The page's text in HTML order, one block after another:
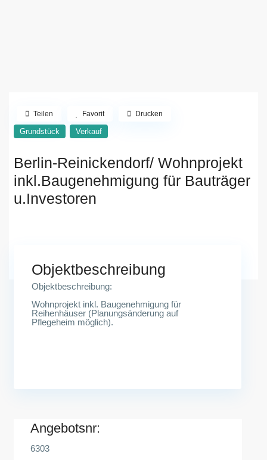
Grundstück Verkauf
Berlin-Reinickendorf/ Wohnprojekt
inkl.Baugenehmigung für Bauträger
u.Investoren
Teilen Favorit Drucken
Objektbeschreibung
Objektbeschreibung:
Wohnprojekt inkl. Baugenehmigung für
Reihenhäuser (Planungsänderung auf
Pflegeheim möglich).
Angebotsnr:
6303